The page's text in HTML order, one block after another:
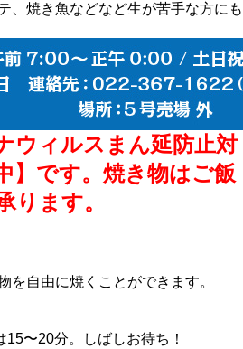
、焼き魚などなど生が苦手な方にも
ウィルスまん延防止対
】です。焼き物はご飯
ります。
を自由に焼くことができます。
〜20分。しばしお待ち！